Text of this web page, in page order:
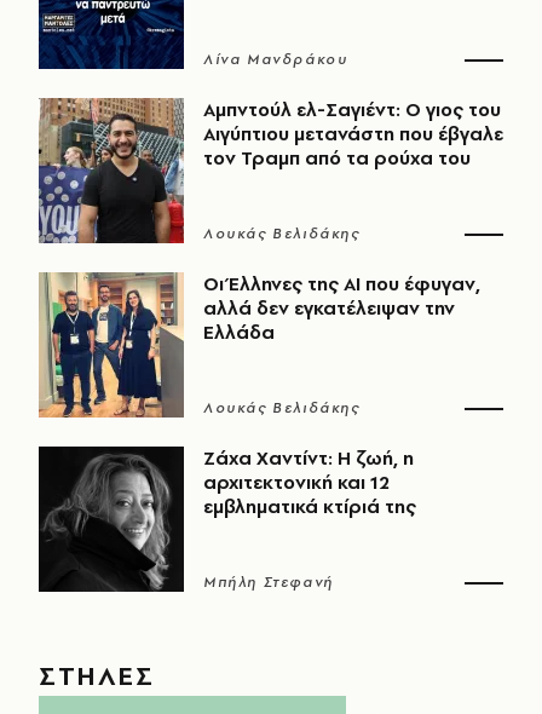
Λίνα Μανδράκου
Αμπντούλ ελ-Σαγιέντ: Ο γιος του
Αιγύπτιου μετανάστη που έβγαλε
τον Τραμπ από τα ρούχα του
Λουκάς Βελιδάκης
Οι Έλληνες της ΑΙ που έφυγαν,
αλλά δεν εγκατέλειψαν την
Ελλάδα
Λουκάς Βελιδάκης
Ζάχα Χαντίντ: Η ζωή, η
αρχιτεκτονική και 12
εμβληματικά κτίριά της
Μπήλη Στεφανή
ΣΤΗΛΕΣ